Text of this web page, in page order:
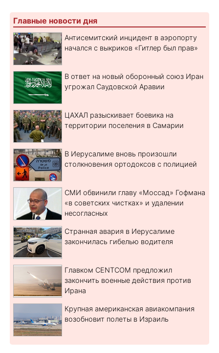
Главные новости дня
Антисемитский инцидент в аэропорту
начался с выкриков «Гитлер был прав»
В ответ на новый оборонный союз Иран
угрожал Саудовской Аравии
ЦАХАЛ разыскивает боевика на
территории поселения в Самарии
В Иерусалиме вновь произошли
столкновения ортодоксов с полицией
СМИ обвинили главу «Моссад» Гофмана
«в советских чистках» и удалении
несогласных
Странная авария в Иерусалиме
закончилась гибелью водителя
Главком CENTCOM предложил
закончить военные действия против
Ирана
Крупная американская авиакомпания
возобновит полеты в Израиль